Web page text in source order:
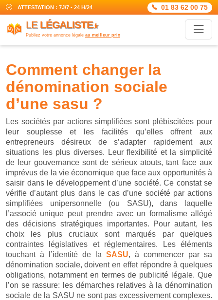
ATTESTATION : 7J/7 - 24 H/24 01 83 62 00 75
LE LÉGALISTE.fr
Publiez votre annonce légale au meilleur prix
comment changer la
dénomination sociale
d’une sasu ?
Les sociétés par actions simplifiées sont plébiscitées pour
leur souplesse et les facilités qu’elles offrent aux
entrepreneurs désireux de s’adapter rapidement aux
situations les plus diverses. Leur flexibilité et la simplicité
de leur gouvernance sont de sérieux atouts, tant face aux
imprévus de la vie économique que face aux opportunités à
saisir dans le développement d’une société. Ce constat se
vérifie d’autant plus dans le cas d’une société par actions
simplifiées unipersonnelle (ou SASU), dans laquelle
l’associé unique peut prendre avec un formalisme allégé
des décisions stratégiques importantes. Pour autant, les
choix les plus cruciaux sont marqués par quelques
contraintes législatives et réglementaires. Les éléments
touchant à l’identité de la SASU, à commencer par sa
dénomination sociale, doivent en effet répondre à quelques
obligations, notamment en termes de publicité légale. Que
l’on se rassure: les démarches relatives à la dénomination
sociale de la SASU ne sont pas excessivement complexes.